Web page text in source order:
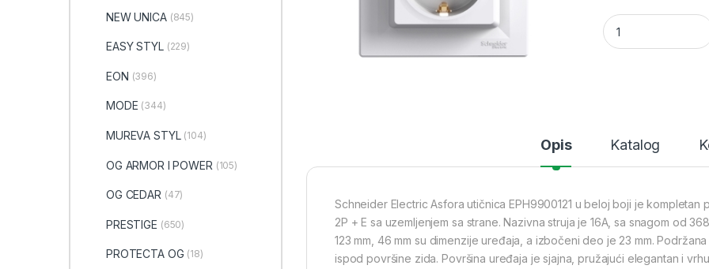
SE ASFORA
Opis Katalog
Schneider Electric Asfora utičnica EPH9900121 u beloj boji je
2P + E sa uzemljenjem sa strane. Nazivna struja je 16A, sa snagom od
123 mm, 46 mm su dimenzije uređaja, a izbočeni deo je 23 mm.
ispod površine zida. Površina uređaja je sjajna, pružajući elegantan i
NEW UNICA (845)
EASY STYL (229)
EON (396)
MODE (344)
MUREVA STYL (104)
OG ARMOR I POWER (105)
OG CEDAR (47)
PRESTIGE (650)
PROTECTA OG (18)